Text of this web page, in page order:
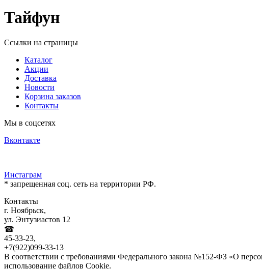
Тайфун
Ссылки на страницы
Каталог
Акции
Доставка
Новости
Корзина заказов
Контакты
Мы в соцсетях
Вконтакте
Инстаграм
* запрещенная соц. сеть на территории РФ.
Контакты
г. Ноябрьск,
ул. Энтузиастов 12
☎
45-33-23,
+7(922)099-33-13
В соответствии с требованиями Федерального закона №152-ФЗ «О
использование файлов Cookie.